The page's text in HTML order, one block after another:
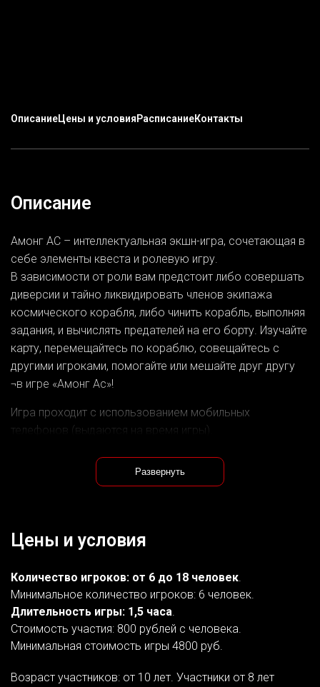
ОписаниеЦены и условияРасписаниеКонтакты
Описание
Амонг АС – интеллектуальная экшн-игра, сочетающая в
себе элементы квеста и ролевую игру.
В зависимости от роли вам предстоит либо совершать
диверсии и тайно ликвидировать членов экипажа
космического корабля, либо чинить корабль, выполняя
задания, и вычислять предателей на его борту. Изучайте
карту, перемещайтесь по кораблю, совещайтесь с
другими игроками, помогайте или мешайте друг другу
¬в игре «Амонг Ас»!
Игра проходит с использованием мобильных
телефонов (выдаются на время игры).
Развернуть
Цены и условия
Количество игроков: от 6 до 18 человек.
Минимальное количество игроков: 6 человек.
Длительность игры: 1,5 часа.
Стоимость участия: 800 рублей с человека.
Минимальная стоимость игры 4800 руб.
Возраст участников: от 10 лет. Участники от 8 лет